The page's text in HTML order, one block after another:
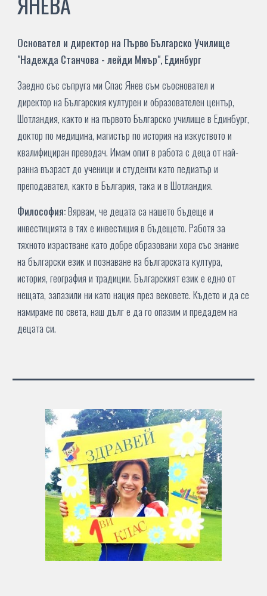
Основател и директор на Първо Българско Училище
"Надежда Станчова - лейди Мюър", Единбург
Заедно със съпруга ми Спас Янев съм съосновател и
директор на Българския културен и образователен център,
Шотландия, както и на първото Българско училище в Единбург,
доктор по медицина, магистър по история на изкуството и
квалифициран преводач. Имам опит в работа с деца от най-
ранна възраст до ученици и студенти като педиатър и
преподавател, както в България, така и в Шотландия.
Философия:Вярвам, че децата са нашето бъдеще и
инвестицията в тях е инвестиция в бъдещето. Работя за
тяхното израстване като добре образовани хора със знание
на български език и познаване на българската култура,
история, география и традиции. Българският език е едно от
нещата, запазили ни като нация през вековете. Където и да се
намираме по света, наш дълг е да го опазим и предадем на
децата си.